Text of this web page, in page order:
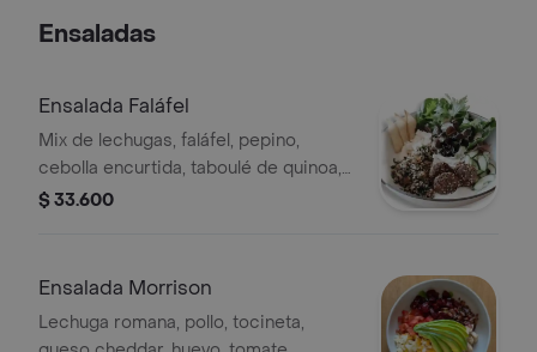
Ensaladas
Ensalada Faláfel
Mix de lechugas, faláfel, pepino,
cebolla encurtida, taboulé de quinoa,
tzatziki y tahina.
$ 33.600
Ensalada Morrison
Lechuga romana, pollo, tocineta,